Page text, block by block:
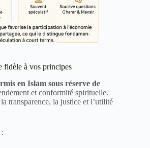
fidèle à vos principes
en Islam sous réserve de
et conformité spirituelle.
transparence, la justice et l’utilité
: